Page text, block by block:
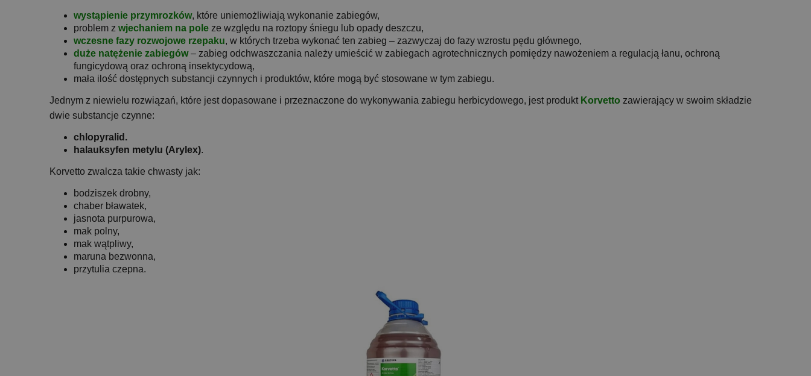
wystąpienie przymrozków, które uniemożliwiają wykonanie zabiegów,
problem z wjechaniem na pole ze względu na roztopy śniegu lub opady deszczu,
wczesne fazy rozwojowe rzepaku, w których trzeba wykonać ten zabieg – zazwyczaj do fazy wzrostu pędu głównego,
duże natężenie zabiegów– zabieg odchwaszczania należy umieścić w zabiegach agrotechnicznych pomiędzy nawożeniem a regulacją łanu, ochroną
fungicydową oraz ochroną insektycydową,
mała ilość dostępnych substancji czynnych i produktów, które mogą być stosowane w tym zabiegu.
Jednym z niewielu rozwiązań, które jest dopasowane i przeznaczone do wykonywania zabiegu herbicydowego, jest produkt Korvetto zawierający w swoim składzie
dwie substancje czynne:
chlopyralid.
halauksyfen metylu (Arylex).
Korvetto zwalcza takie chwasty jak:
bodziszek drobny,
chaber bławatek,
jasnota purpurowa,
mak polny,
mak wątpliwy,
maruna bezwonna,
przytulia czepna.